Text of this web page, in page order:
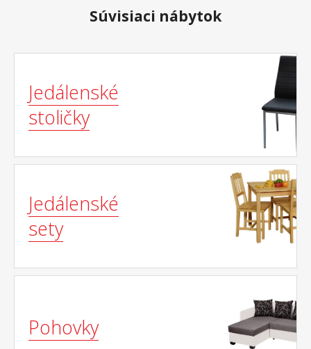
Súvisiaci nábytok
Jedálenské
stoličky
Jedálenské
sety
Pohovky